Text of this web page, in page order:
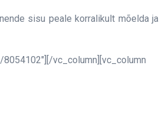
sisu peale korralikult mõelda ja
vc_column][vc_column